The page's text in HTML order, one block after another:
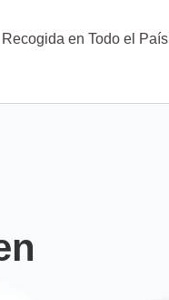
Recogida en Todo el País